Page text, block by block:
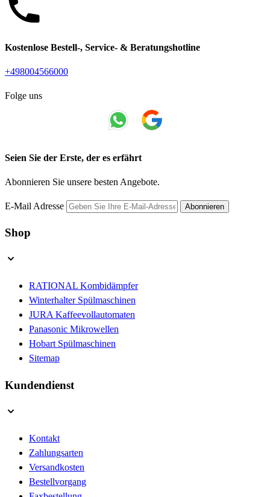
Kostenlose Bestell-, Service- & Beratungshotline
+498004566000
Folge uns
Seien Sie der Erste, der es erfährt
Abonnieren Sie unsere besten Angebote.
E-Mail Adresse Abonnieren
Shop
RATIONAL Kombidämpfer
Winterhalter Spülmaschinen
JURA Kaffeevollautomaten
Panasonic Mikrowellen
Hobart Spülmaschinen
Sitemap
Kundendienst
Kontakt
Zahlungsarten
Versandkosten
Bestellvorgang